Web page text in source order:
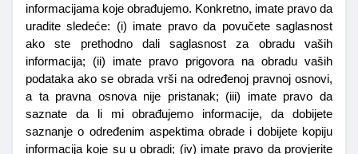
informacijama koje obrađujemo. Konkretno, imate pravo da
uradite sledeće: (i) imate pravo da povučete saglasnost
ako ste prethodno dali saglasnost za obradu vaših
informacija; (ii) imate pravo prigovora na obradu vaših
podataka ako se obrada vrši na određenoj pravnoj osnovi,
a ta pravna osnova nije pristanak; (iii) imate pravo da
saznate da li mi obrađujemo informacije, da dobijete
saznanje o određenim aspektima obrade i dobijete kopiju
informacija koje su u obradi; (iv) imate pravo da provjerite